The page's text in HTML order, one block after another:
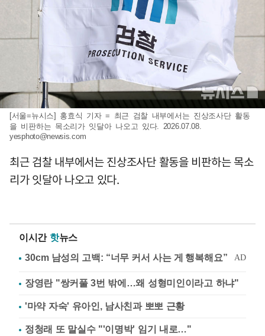
[서울=뉴시스] 홍효식 기자 = 최근 검찰 내부에서는 진상조사단 활동
을 비판하는 목소리가 잇달아 나오고 있다. 2026.07.08.
yesphoto@newsis.com
최근 검찰 내부에서는 진상조사단 활동을 비판하는 목소
리가 잇달아 나오고 있다.
이시간 핫뉴스
장영란 "쌍커풀 3번 밖에…왜 성형미인이라고 하냐"
'마약 자숙' 유아인, 남사친과 뽀뽀 근황
정청래 또 말실수 "'이명박' 임기 내로…"